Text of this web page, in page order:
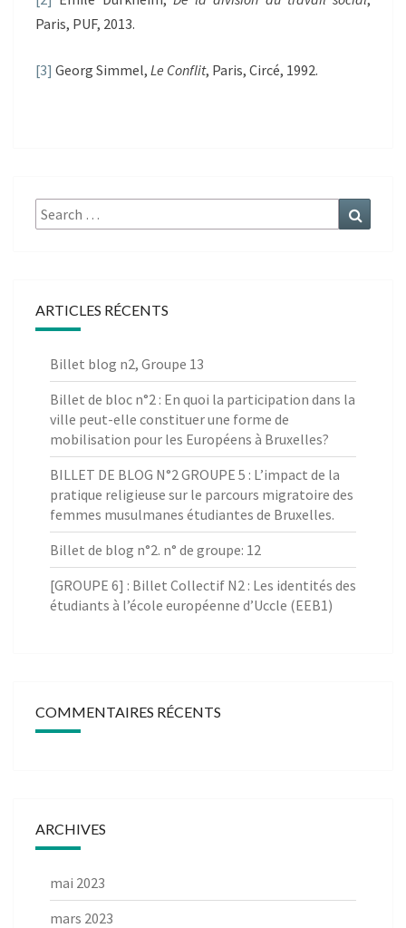
Paris, PUF, 2013.
[3] Georg Simmel, Le Conflit, Paris, Circé, 1992.
Search
for:
ARTICLES RÉCENTS
Billet blog n2, Groupe 13
Billet de bloc n°2 : En quoi la participation dans la
ville peut-elle constituer une forme de
mobilisation pour les Européens à Bruxelles?
BILLET DE BLOG N°2 GROUPE 5 : L’impact de la
pratique religieuse sur le parcours migratoire des
femmes musulmanes étudiantes de Bruxelles.
Billet de blog n°2. n° de groupe: 12
[GROUPE 6] : Billet Collectif N2 : Les identités des
étudiants à l’école européenne d’Uccle (EEB1)
COMMENTAIRES RÉCENTS
ARCHIVES
mai 2023
mars 2023